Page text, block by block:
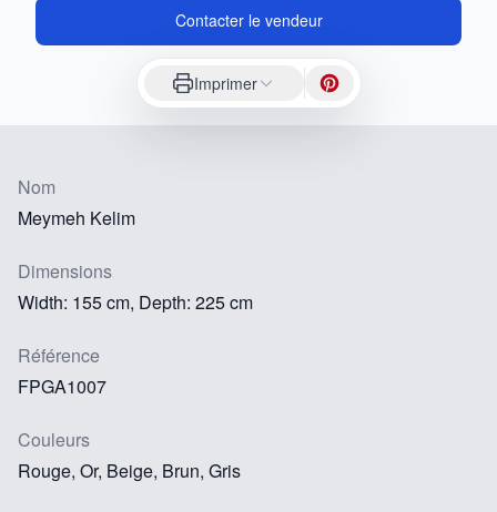
Contacter le vendeur
Imprimer
Nom
Meymeh Kelim
Dimensions
Width: 155 cm, Depth: 225 cm
Référence
FPGA1007
Couleurs
Rouge, Or, Beige, Brun, Gris